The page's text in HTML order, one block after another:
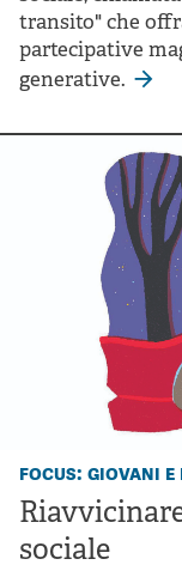
transito" che
partecipative
generative.
focus: giovani e
sociale